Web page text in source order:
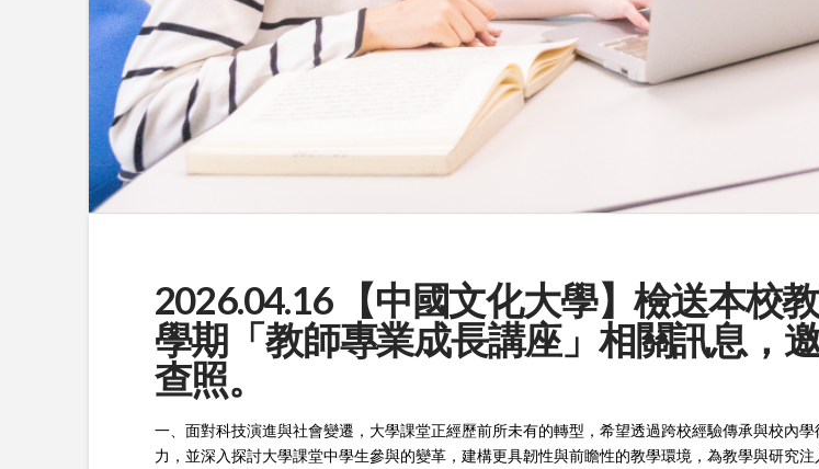
2026.04.16 【中國文化大學】檢送本校
學期「教師專業成長講座」相關訊息，
查照。
一、面對科技演進與社會變遷，大學課堂正經歷前所未有的轉型，希望透過跨校經驗傳承與校內
力，並深入探討大學課堂中學生參與的變革，建構更具韌性與前瞻性的教學環境，為教學與研究注